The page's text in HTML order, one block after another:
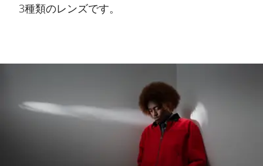
3種類のレンズです。